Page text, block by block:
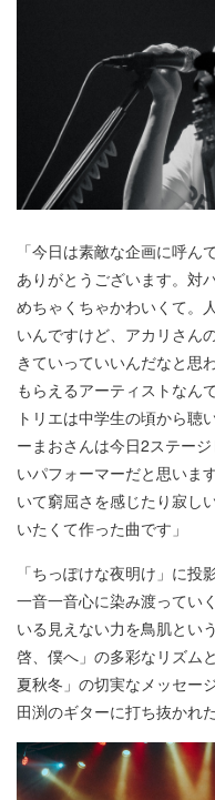
「今日は素敵な企画に呼ん
ありがとうございます。対
めちゃくちゃかわいくて。
いんですけど、アカリさん
きていっていいんだなと思
もらえるアーティストなん
トリエは中学生の頃から聴
ーまおさんは今日2ステー
いパフォーマーだと思いま
いて窮屈さを感じたり寂し
いたくて作った曲です」
「ちっぽけな夜明け」に投
一音一音心に染み渡ってい
いる見えない力を鳥肌とい
啓、僕へ」の多彩なリズム
夏秋冬」の切実なメッセー
田渕のギターに打ち抜かれ